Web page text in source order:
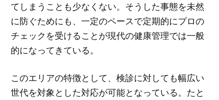
てしまうことも少なくない。そうした事態を未然
に防ぐためにも、一定のペースで定期的にプロの
チェックを受けることが現代の健康管理では一般
的になってきている。
このエリアの特徴として、検診に対しても幅広い
世代を対象とした対応が可能となっている。たと